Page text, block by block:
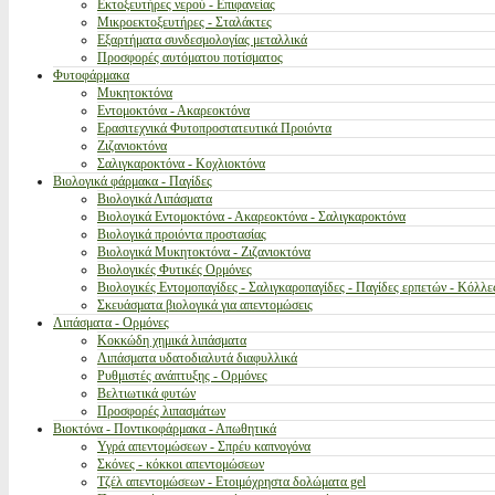
Εκτοξευτήρες νερού - Επιφανείας
Μικροεκτοξευτήρες - Σταλάκτες
Εξαρτήματα συνδεσμολογίας μεταλλικά
Προσφορές αυτόματου ποτίσματος
Φυτοφάρμακα
Μυκητοκτόνα
Εντομοκτόνα - Ακαρεοκτόνα
Ερασιτεχνικά Φυτοπροστατευτικά Προιόντα
Ζιζανιοκτόνα
Σαλιγκαροκτόνα - Κοχλιοκτόνα
Βιολογικά φάρμακα - Παγίδες
Βιολογικά Λιπάσματα
Βιολογικά Εντομοκτόνα - Ακαρεοκτόνα - Σαλιγκαροκτόνα
Βιολογικά προιόντα προστασίας
Βιολογικά Μυκητοκτόνα - Ζιζανιοκτόνα
Βιολογικές Φυτικές Ορμόνες
Βιολογικές Εντομοπαγίδες - Σαλιγκαροπαγίδες - Παγίδες ερπετών -
Σκευάσματα βιολογικά για απεντομώσεις
Λιπάσματα - Ορμόνες
Κοκκώδη χημικά λιπάσματα
Λιπάσματα υδατοδιαλυτά διαφυλλικά
Ρυθμιστές ανάπτυξης - Ορμόνες
Βελτιωτικά φυτών
Προσφορές λιπασμάτων
Βιοκτόνα - Ποντικοφάρμακα - Απωθητικά
Υγρά απεντομώσεων - Σπρέυ καπνογόνα
Σκόνες - κόκκοι απεντομώσεων
Τζέλ απεντομώσεων - Ετοιμόχρηστα δολώματα gel